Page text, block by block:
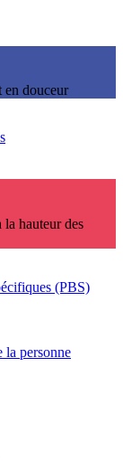
en douceur
la hauteur des
(PBS)
la personne